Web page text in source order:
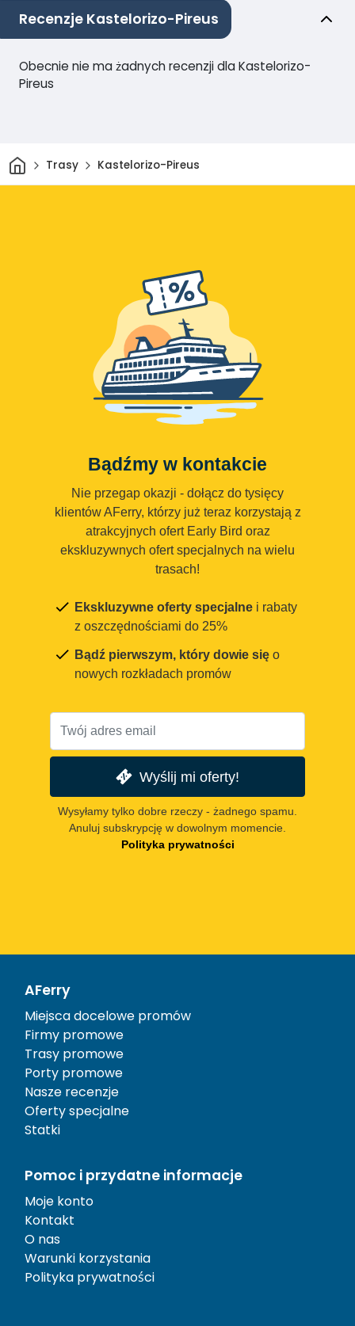
Recenzje Kastelorizo-Pireus
Obecnie nie ma żadnych recenzji dla Kastelorizo-
Pireus
DomTrasy Kastelorizo-Pireus
Bądźmy w kontakcie
Nie przegap okazji - dołącz do tysięcy
klientów AFerry, którzy już teraz korzystają z
atrakcyjnych ofert Early Bird oraz
ekskluzywnych ofert specjalnych na wielu
trasach!
Ekskluzywne oferty specjalne i rabaty
z oszczędnościami do 25%
Bądź pierwszym, który dowie się o
nowych rozkładach promów
Wyślij mi oferty!
Wysyłamy tylko dobre rzeczy - żadnego spamu.
Anuluj subskrypcję w dowolnym momencie.
Polityka prywatności
AFerry
Miejsca docelowe promów
Firmy promowe
Trasy promowe
Porty promowe
Nasze recenzje
Oferty specjalne
Statki
Pomoc i przydatne informacje
Moje konto
Kontakt
O nas
Warunki korzystania
Polityka prywatności